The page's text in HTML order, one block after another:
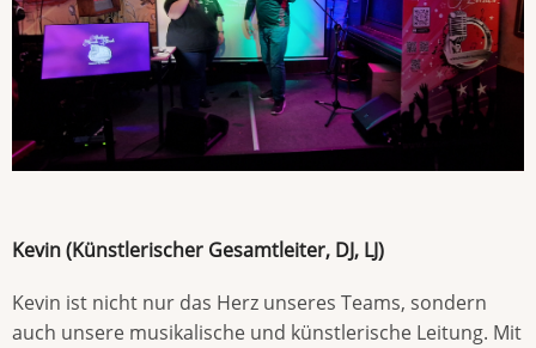
Kevin (Künstlerischer Gesamtleiter, DJ, LJ)
Kevin ist nicht nur das Herz unseres Teams, sondern
auch unsere musikalische und künstlerische Leitung. Mit